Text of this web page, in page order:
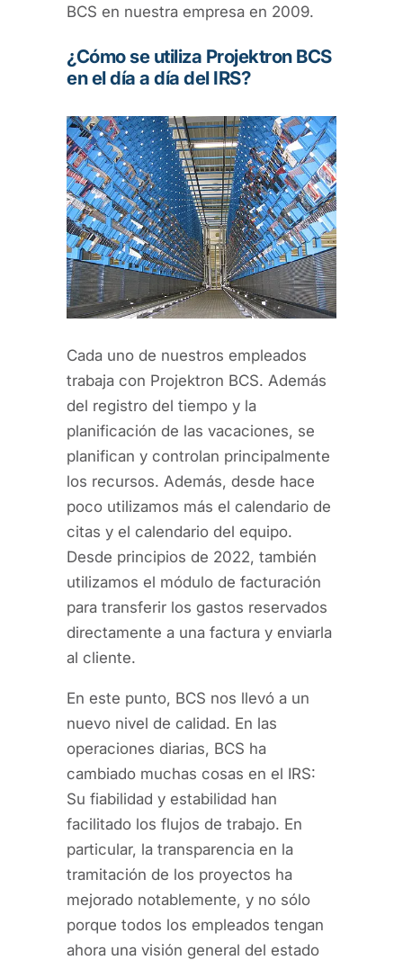
BCS en nuestra empresa en 2009.
¿Cómo se utiliza Projektron BCS
en el día a día del IRS?
Cada uno de nuestros empleados
trabaja con Projektron BCS. Además
del registro del tiempo y la
planificación de las vacaciones, se
planifican y controlan principalmente
los recursos. Además, desde hace
poco utilizamos más el calendario de
citas y el calendario del equipo.
Desde principios de 2022, también
utilizamos el módulo de facturación
para transferir los gastos reservados
directamente a una factura y enviarla
al cliente.
En este punto, BCS nos llevó a un
nuevo nivel de calidad. En las
operaciones diarias, BCS ha
cambiado muchas cosas en el IRS:
Su fiabilidad y estabilidad han
facilitado los flujos de trabajo. En
particular, la transparencia en la
tramitación de los proyectos ha
mejorado notablemente, y no sólo
porque todos los empleados tengan
ahora una visión general del estado